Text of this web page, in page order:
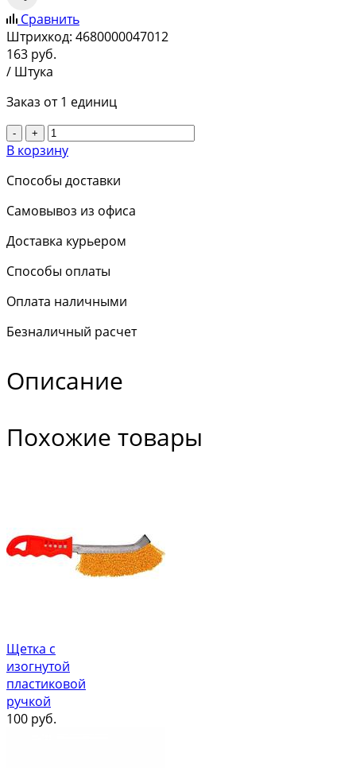
Сравнить
Штрихкод: 4680000047012
163 руб.
/ Штука
Заказ от 1 единиц
- +
В корзину
Способы доставки
Самовывоз из офиса
Доставка курьером
Способы оплаты
Оплата наличными
Безналичный расчет
Описание
Похожие товары
Щетка с
изогнутой
пластиковой
ручкой
100 руб.